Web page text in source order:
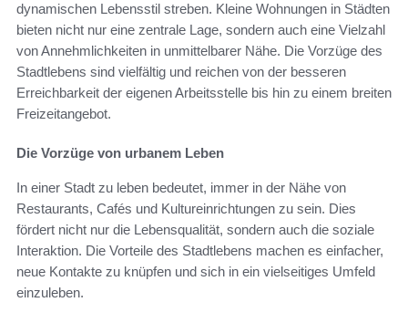
dynamischen Lebensstil streben. Kleine Wohnungen in Städten
bieten nicht nur eine zentrale Lage, sondern auch eine Vielzahl
von Annehmlichkeiten in unmittelbarer Nähe. Die Vorzüge des
Stadtlebens sind vielfältig und reichen von der besseren
Erreichbarkeit der eigenen Arbeitsstelle bis hin zu einem breiten
Freizeitangebot.
Die Vorzüge von urbanem Leben
In einer Stadt zu leben bedeutet, immer in der Nähe von
Restaurants, Cafés und Kultureinrichtungen zu sein. Dies
fördert nicht nur die Lebensqualität, sondern auch die soziale
Interaktion. Die Vorteile des Stadtlebens machen es einfacher,
neue Kontakte zu knüpfen und sich in ein vielseitiges Umfeld
einzuleben.